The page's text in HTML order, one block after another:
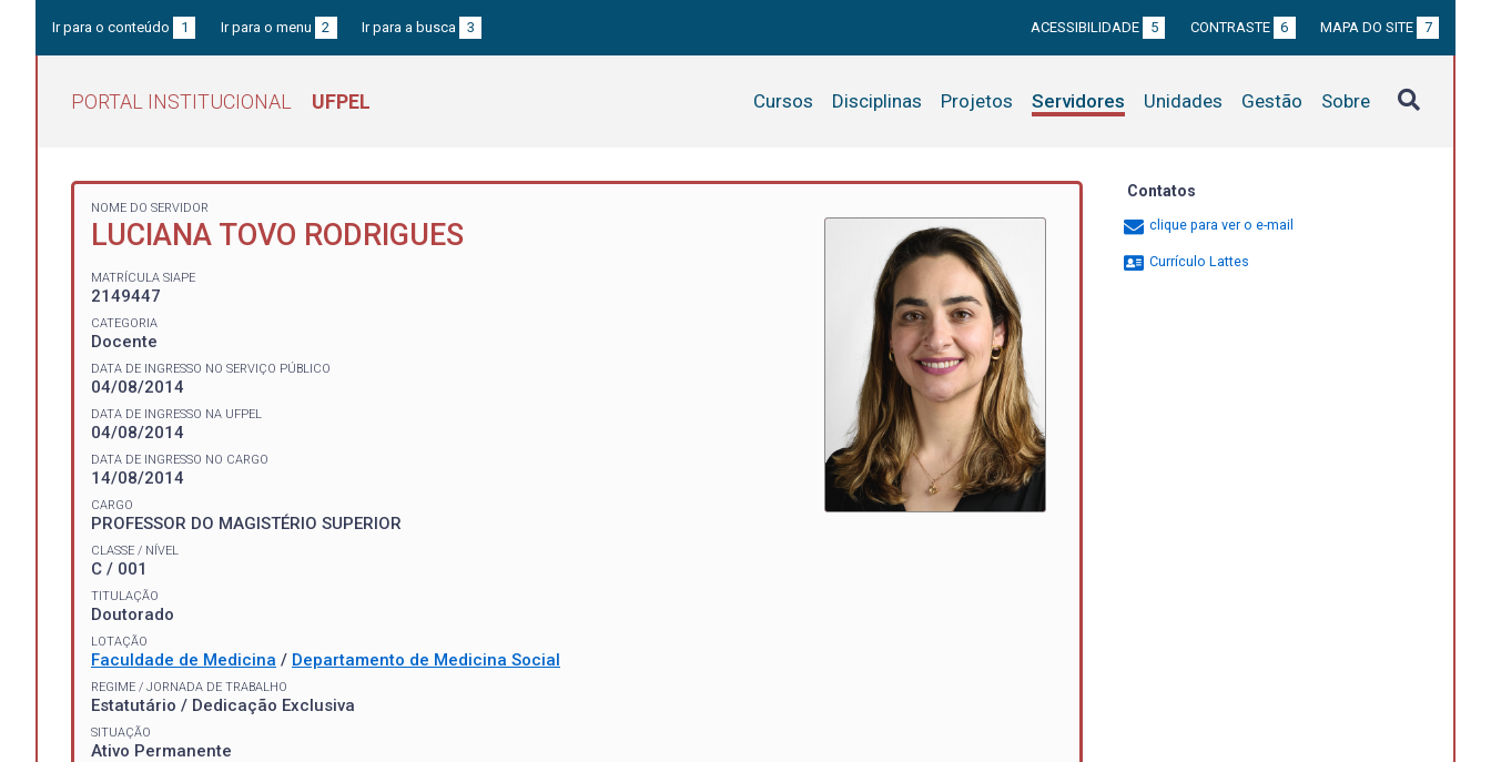
Ir para o conteúdo 1 Ir para o menu 2 Ir para a busca 3 ACESSIBILIDADE 5 CONTRASTE 6 MAPA DO SITE 7
PORTAL INSTITUCIONAL UFPEL Cursos Disciplinas Projetos Servidores Unidades Gestão Sobre
NOME DO SERVIDOR
LUCIANA TOVO RODRIGUES
MATRÍCULA SIAPE
2149447
CATEGORIA
Docente
DATA DE INGRESSO NO SERVIÇO PÚBLICO
04/08/2014
DATA DE INGRESSO NA UFPEL
04/08/2014
DATA DE INGRESSO NO CARGO
14/08/2014
CARGO
PROFESSOR DO MAGISTÉRIO SUPERIOR
CLASSE / NÍVEL
C / 001
TITULAÇÃO
Doutorado
LOTAÇÃO
Faculdade de Medicina / Departamento de Medicina Social
REGIME / JORNADA DE TRABALHO
Estatutário / Dedicação Exclusiva
SITUAÇÃO
Ativo Permanente
Contatos
clique para ver o e-mail
Currículo Lattes